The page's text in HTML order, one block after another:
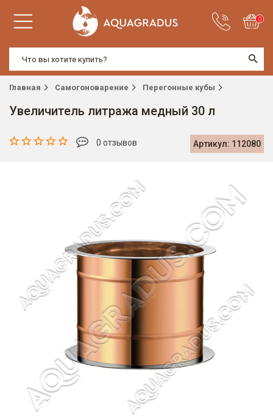
0
Главная Самогоноварение Перегонные кубы
Увеличитель литража медный 30 л
Артикул: 112080
0 отзывов